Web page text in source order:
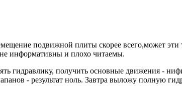
подвижной плиты скорее всего,может эти
информативны и плохо читаемы.
гидравлику, получить основные движения -
- результат ноль. Завтра выложу полную